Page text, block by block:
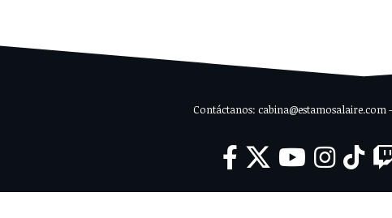
Contáctanos: cabina@estamosalaire.com